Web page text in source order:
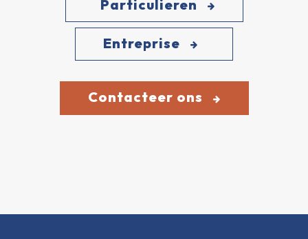
Particulieren
Entreprise
Contacteer ons